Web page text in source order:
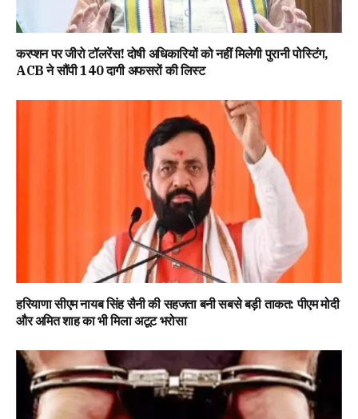
करप्शन पर जीरो टॉलरेंस! दोषी अधिकारियों को नहीं मिलेगी पुरानी पोस्टिंग,
ACB ने सौंपी 140 दागी अफसरों की लिस्ट
हरियाणा सीएम नायब सिंह सैनी की सहजता बनी सबसे बड़ी ताकत: पीएम मोदी
और अमित शाह का भी मिला अटूट भरोसा